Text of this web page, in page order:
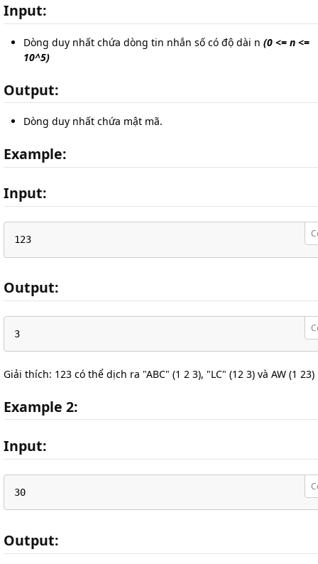
Input:
Dòng duy nhất chứa dòng tin nhắn số có độ dài n (0 <= n <=
10^5)
Output:
Dòng duy nhất chứa mật mã.
Example:
Input:
123
Output:
3
Giải thích: 123 có thể dịch ra "ABC" (1 2 3), "LC" (12 3) và AW (1 23)
Example 2:
Input:
30
Output: